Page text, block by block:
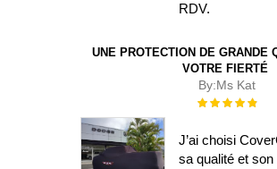
RDV.
UNE PROTECTION DE GRANDE
VOTRE FIERTÉ
By:Ms Kat
Évaluation :
J’ai choisi
sa qualité et